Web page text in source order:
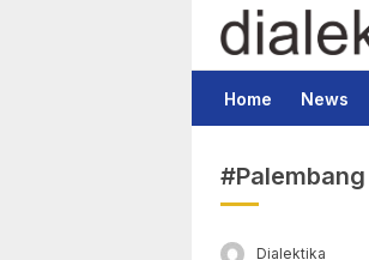
Dialektika News
Terkini dan
Home News
#Palembang
Dialektika